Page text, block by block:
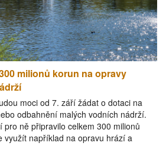
milionů korun na opravy
moci od 7. září žádat o dotaci na
odbahnění malých vodních nádrží.
pro ně připravilo celkem 300 milionů
využít například na opravu hrází a